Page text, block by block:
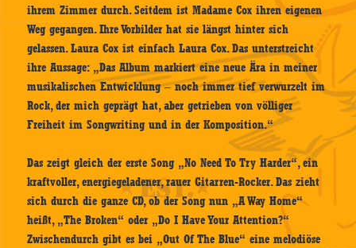
ihrem Zimmer durch. Seitdem ist Madame Cox ihren eigenen
Weg gegangen. Ihre Vorbilder hat sie längst hinter sich
gelassen. Laura Cox ist einfach Laura Cox. Das unterstreicht
ihre Aussage: „Das Album markiert eine neue Ära in meiner
musikalischen Entwicklung – noch immer tief verwurzelt im
Rock, der mich geprägt hat, aber getrieben von völliger
Freiheit im Songwriting und in der Komposition.“
Das zeigt gleich der erste Song „No Need To Try Harder“, ein
kraftvoller, energiegeladener, rauer Gitarren-Rocker. Das zieht
sich durch die ganze CD, ob der Song nun „A Way Home“
heißt, „The Broken“ oder „Do I Have Your Attention?“
Zwischendurch gibt es bei „Out Of The Blue“ eine melodiöse